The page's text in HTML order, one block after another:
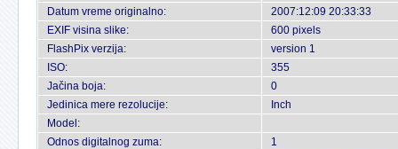
Datum vreme originalno:
2007:12:09 20:33:33
EXIF visina slike:
600 pixels
FlashPix verzija:
version 1
ISO:
355
Jačina boja:
0
Jedinica mere rezolucije:
Inch
Model:
Odnos digitalnog zuma:
1